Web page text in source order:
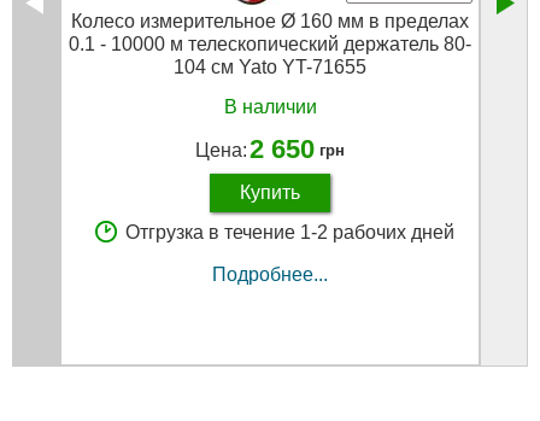
Колесо измерительное Ø 160 мм в пределах
0.1 - 10000 м телескопический держатель 80-
104 см Yato YT-71655
В наличии
Цена:2 650 грн
Купить
Отгрузка в течение 1-2 рабочих дней
Подробнее...